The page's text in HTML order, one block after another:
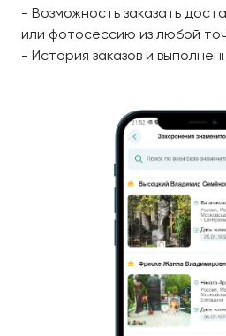
- Возможность заказать
или фотосессию из любой
- История заказов и